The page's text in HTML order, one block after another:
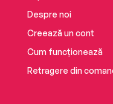
Despre noi
Creează un cont
Cum funcționează
Retragere din